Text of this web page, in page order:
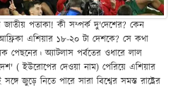
জাতীয় পতাকা! কী সম্পর্ক দু'দেশের? কেন
এশিয়ার ১৮-২০ টা দেশকে? সে কথা
পেছনের। অ্যাটলাস পর্বতের ওধারে লাল
( ইউরোপের দেওয়া নাম) পেরিয়ে এশিয়ার
জুড়ে নিতে পারে সারা বিশ্বের সমস্ত রাষ্ট্রের